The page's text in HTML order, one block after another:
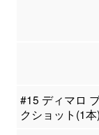
#15 ディマロ
クショット(1本)